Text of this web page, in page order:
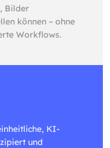
Bilder
können – ohne
Workflows.
KI-
und